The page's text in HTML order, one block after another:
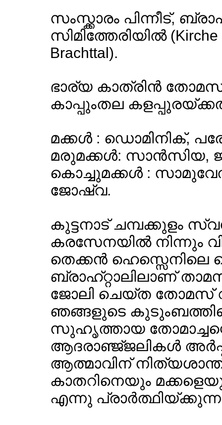
സംസ്ക്കാരം പിന്നീട്,
സിമിത്തേരിയില്‍ (Kirche
Brachttal).
ഭാര്യ കാത്രിന്‍ തോമസ്
കാപ്പുംതല
മക്കള്‍ : ഡൊമിനിക്,
മരുമക്കള്‍: സാന്‍സിയ,
കൊച്ചുമക്കള്‍ :
ജോഷ്വ.
കുട്ടനാട് ചമ്പക്കുളം
കരസേനയില്‍ നിന്നും
തെക്കന്‍ ഹെസ്സെനിലെ
ബ്രാഹ്റ്റാലിലാണ്
ജോലി ചെയ്ത തോമസ്
ഞങ്ങളുടെ
സുഹൃത്തായ
ആദരാഞ്ജ്ജലികള്‍
ആത്മാവിന്
കാതറിനെയും
എന്നു